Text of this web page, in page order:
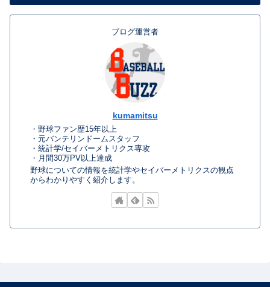
ブログ運営者
kumamitsu
・野球ファン歴15年以上
・元バンテリンドームスタッフ
・統計学/セイバーメトリクス専攻
・月間30万PV以上達成
野球についての情報を統計学やセイバーメトリクスの観点
からわかりやすく紹介します。